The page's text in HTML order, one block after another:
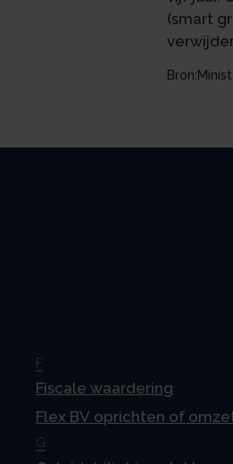
(smart
F
Fiscale waardering
Flex BV oprichten of
G